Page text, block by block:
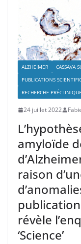
ALZHEIMER CASSAVA
PUBLICATIONS
RECHERCHE PRÉCLINIQUE
24 juillet 2022
amyloïde
raison
révèle
‘Science’